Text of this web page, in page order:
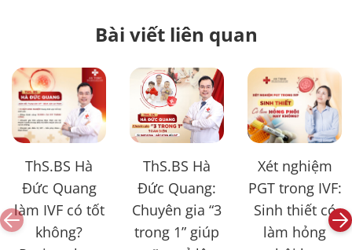
Bài viết liên quan
ThS.BS Hà
Đức Quang
làm IVF có tốt
không?
ThS.BS Hà
Đức Quang:
Chuyên gia “3
trong 1” giúp
Xét nghiệm
PGT trong IVF:
Sinh thiết có
làm hỏng